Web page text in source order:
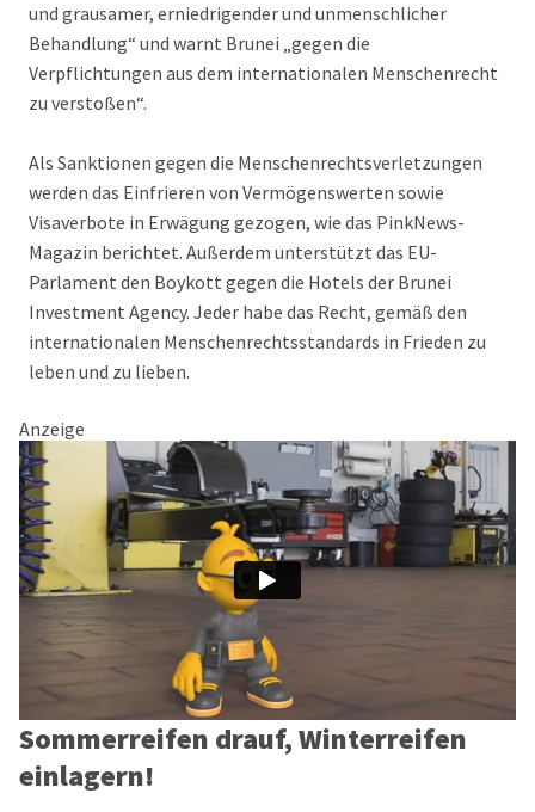
und grausamer, erniedrigender und unmenschlicher
Behandlung“ und warnt Brunei „gegen die
Verpflichtungen aus dem internationalen Menschenrecht
zu verstoßen“.
Als Sanktionen gegen die Menschenrechtsverletzungen
werden das Einfrieren von Vermögenswerten sowie
Visaverbote in Erwägung gezogen, wie das PinkNews-
Magazin berichtet. Außerdem unterstützt das EU-
Parlament den Boykott gegen die Hotels der Brunei
Investment Agency. Jeder habe das Recht, gemäß den
internationalen Menschenrechtsstandards in Frieden zu
leben und zu lieben.
Anzeige
Sommerreifen drauf, Winterreifen
einlagern!